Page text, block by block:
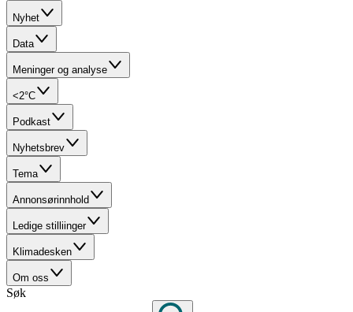
Nyhet
Data
Meninger og analyse
<2°C
Podkast
Nyhetsbrev
Tema
Annonsørinnhold
Ledige stilliinger
Klimadesken
Om oss
Søk